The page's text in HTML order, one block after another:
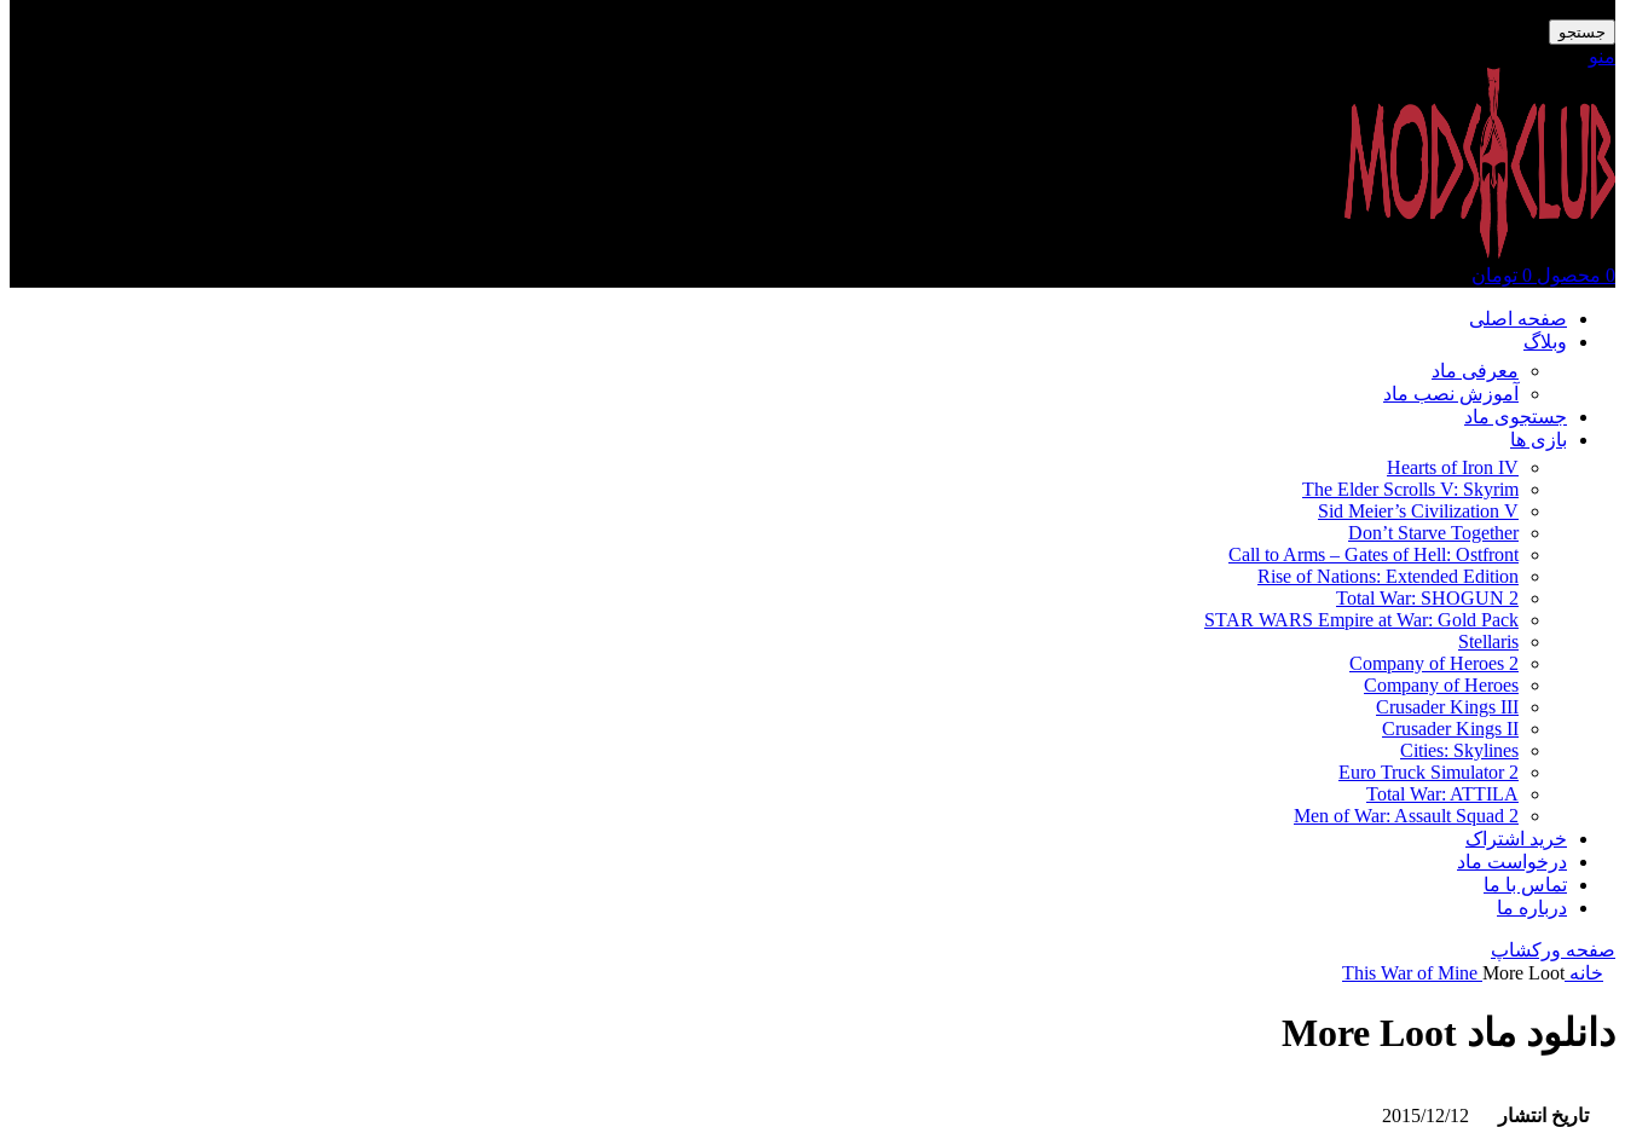
جستجو
منو
0 محصول 0 تومان
صفحه اصلی
وبلاگ
معرفی ماد
آموزش نصب ماد
جستجوی ماد
بازی ها
Hearts of Iron IV
The Elder Scrolls V: Skyrim
Sid Meier’s Civilization V
Don’t Starve Together
Call to Arms – Gates of Hell: Ostfront
Rise of Nations: Extended Edition
Total War: SHOGUN 2
STAR WARS Empire at War: Gold Pack
Stellaris
Company of Heroes 2
Company of Heroes
Crusader Kings III
Crusader Kings II
Cities: Skylines
Euro Truck Simulator 2
Total War: ATTILA
Men of War: Assault Squad 2
خرید اشتراک
درخواست ماد
تماس با ما
درباره ما
صفحه ورکشاپ
خانه
This War of Mine More Loot
دانلود ماد More Loot
تاریخ انتشار 2015/12/12